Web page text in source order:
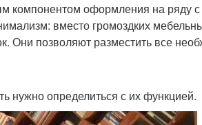
компонентом оформления на ряду
вместо громоздких
Они позволяют разместить все
нужно определиться с их функцией.